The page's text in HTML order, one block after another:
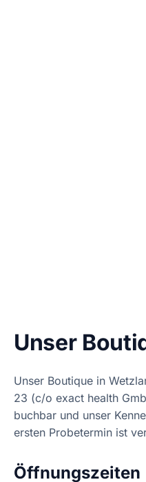
Unser
Unser Boutique in
23 (c/o exact health
buchbar und unser
ersten Probetermin ist
Öffnungszeiten